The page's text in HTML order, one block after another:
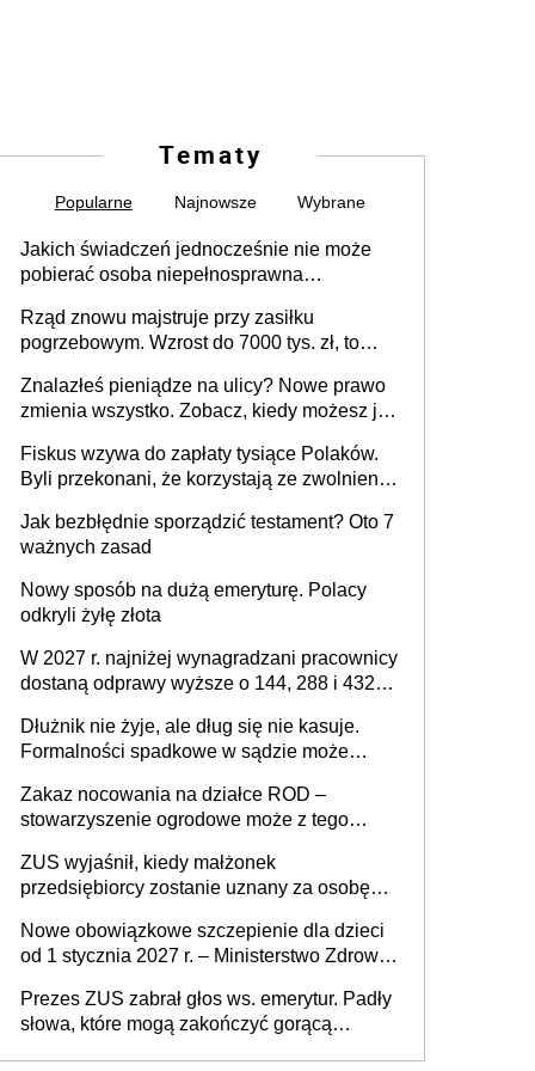
Tematy
Popularne Najnowsze Wybrane
Jakich świadczeń jednocześnie nie może
pobierać osoba niepełnosprawna
Rząd znowu majstruje przy zasiłku
pogrzebowym. Wzrost do 7000 tys. zł, to
Znalazłeś pieniądze na ulicy? Nowe prawo
zmienia wszystko. Zobacz, kiedy możesz je
Fiskus wzywa do zapłaty tysiące Polaków.
Byli przekonani, że korzystają ze zwolnienia
Jak bezbłędnie sporządzić testament? Oto 7
ważnych zasad
Nowy sposób na dużą emeryturę. Polacy
odkryli żyłę złota
W 2027 r. najniżej wynagradzani pracownicy
dostaną odprawy wyższe o 144, 288 i 432
Dłużnik nie żyje, ale dług się nie kasuje.
Formalności spadkowe w sądzie może
zmarłego
Zakaz nocowania na działce ROD –
stowarzyszenie ogrodowe może z tego
działki (wypowiedzieć dzierżawę)?
ZUS wyjaśnił, kiedy małżonek
przedsiębiorcy zostanie uznany za osobę
Nowe obowiązkowe szczepienie dla dzieci
od 1 stycznia 2027 r. – Ministerstwo Zdrowia
2027 r.
Prezes ZUS zabrał głos ws. emerytur. Padły
słowa, które mogą zakończyć gorącą